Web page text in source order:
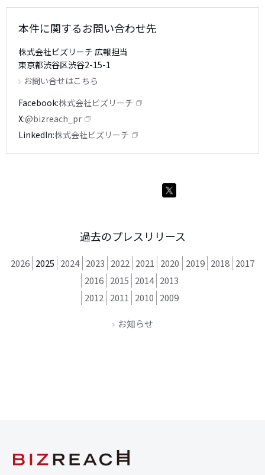
本件に関するお問い合わせ先
株式会社ビズリーチ 広報担当
東京都渋谷区渋谷2-15-1
お問い合せはこちら
Facebook 株式会社ビズリーチ
X@bizreach_pr
LinkedIn 株式会社ビズリーチ
過去のプレスリリース
2026 2025 2024 2023 2022 2021 2020 2019 2018 2017
2016 2015 2014 2013
2012 2011 2010 2009
お知らせ